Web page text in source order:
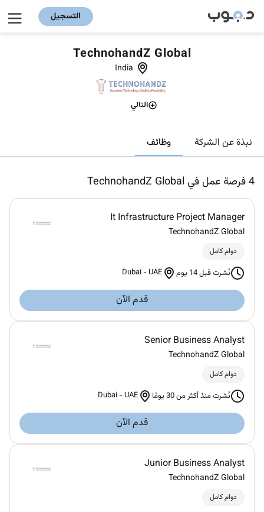
التسجيل
TechnohandZ Global
India
التالي
نبذة عن الشركة وظائف
4فرصة عمل في TechnohandZ Global
It Infrastructure Project Manager
TechnohandZ Global
دوام كامل
نُشرت قبل 14 يوم Dubai -UAE
قدم الآن
Senior Business Analyst
TechnohandZ Global
دوام كامل
نُشرت منذ أكثر من 30 يومًا Dubai -UAE
قدم الآن
Junior Business Analyst
TechnohandZ Global
دوام كامل